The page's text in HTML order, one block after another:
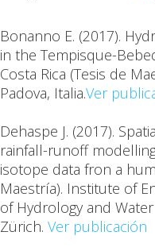
Bonanno E. (2017).
in the Tempisque-
Costa Rica (Tesis de
Padova, Italia.Ver
Dehaspe J. (2017).
rainfall-runoff
isotope data fron a
Maestría). Institute of
of Hydrology and
Zürich. Ver publicación